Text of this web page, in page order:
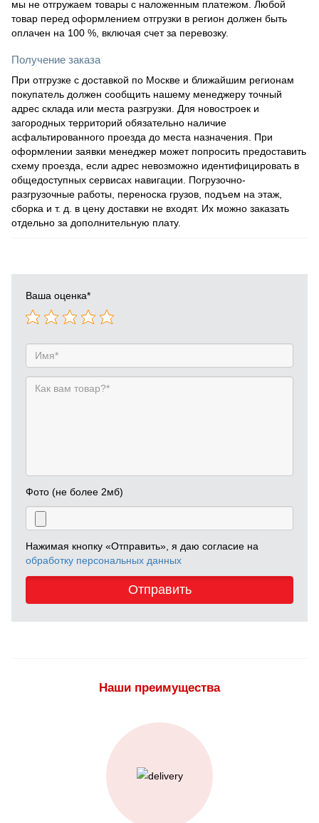
мы не отгружаем товары с наложенным платежом. Любой
товар перед оформлением отгрузки в регион должен быть
оплачен на 100 %, включая счет за перевозку.
Получение заказа
При отгрузке с доставкой по Москве и ближайшим регионам
покупатель должен сообщить нашему менеджеру точный
адрес склада или места разгрузки. Для новостроек и
загородных территорий обязательно наличие
асфальтированного проезда до места назначения. При
оформлении заявки менеджер может попросить предоставить
схему проезда, если адрес невозможно идентифицировать в
общедоступных сервисах навигации. Погрузочно-
разгрузочные работы, переноска грузов, подъем на этаж,
сборка и т. д. в цену доставки не входят. Их можно заказать
отдельно за дополнительную плату.
Ваша оценка*
Фото (не более 2мб)
Нажимая кнопку «Отправить», я даю согласие на
обработку персональных данных
Отправить
Наши преимущества